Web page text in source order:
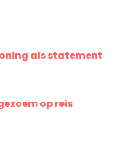
als statement
op reis